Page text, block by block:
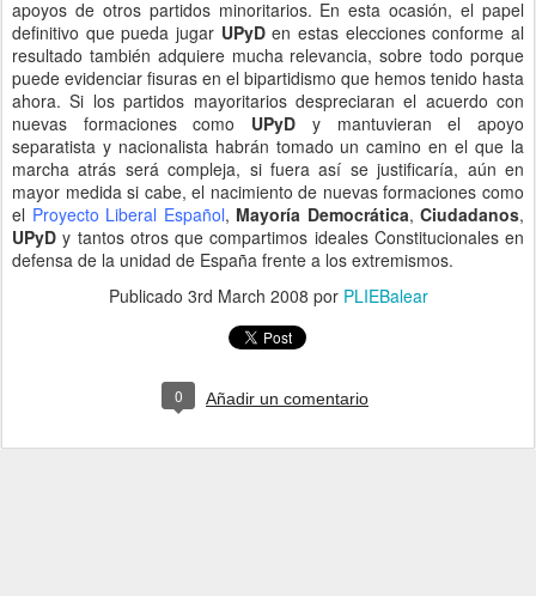
apoyos de otros partidos minoritarios. En esta ocasión, el papel
definitivo que pueda jugar UPyDen estas elecciones conforme al
resultado también adquiere mucha relevancia, sobre todo porque
puede evidenciar fisuras en el bipartidismo que hemos tenido hasta
ahora. Si los partidos mayoritarios despreciaran el acuerdo con
nuevas formaciones como UPyD y mantuvieran el apoyo
separatista y nacionalista habrán tomado un camino en el que la
marcha atrás será compleja, si fuera así se justificaría, aún en
mayor medida si cabe, el nacimiento de nuevas formaciones como
el Proyecto Liberal Español, Mayoría Democrática, Ciudadanos,
UPyD y tantos otros que compartimos ideales Constitucionales en
defensa de la unidad de España frente a los extremismos.
Publicado 3rd March 2008 por PLIEBalear
0 Añadir un comentario